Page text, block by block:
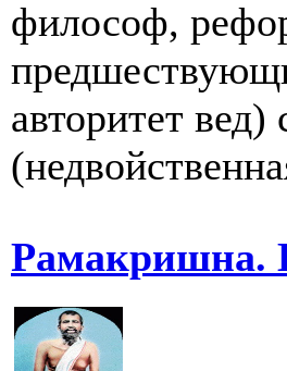
философ,
авторитет
Рамакришна.